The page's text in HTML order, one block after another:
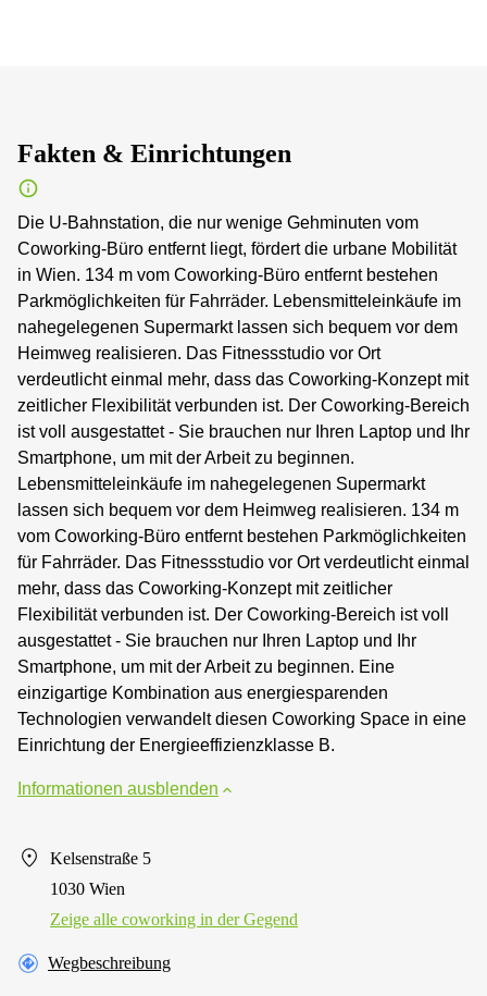
Fakten & Einrichtungen
Die U-Bahnstation, die nur wenige Gehminuten vom
Coworking-Büro entfernt liegt, fördert die urbane Mobilität
in Wien. 134 m vom Coworking-Büro entfernt bestehen
Parkmöglichkeiten für Fahrräder. Lebensmitteleinkäufe im
nahegelegenen Supermarkt lassen sich bequem vor dem
Heimweg realisieren. Das Fitnessstudio vor Ort
verdeutlicht einmal mehr, dass das Coworking-Konzept mit
zeitlicher Flexibilität verbunden ist. Der Coworking-Bereich
ist voll ausgestattet - Sie brauchen nur Ihren Laptop und Ihr
Smartphone, um mit der Arbeit zu beginnen.
Lebensmitteleinkäufe im nahegelegenen Supermarkt
lassen sich bequem vor dem Heimweg realisieren. 134 m
vom Coworking-Büro entfernt bestehen Parkmöglichkeiten
für Fahrräder. Das Fitnessstudio vor Ort verdeutlicht einmal
mehr, dass das Coworking-Konzept mit zeitlicher
Flexibilität verbunden ist. Der Coworking-Bereich ist voll
ausgestattet - Sie brauchen nur Ihren Laptop und Ihr
Smartphone, um mit der Arbeit zu beginnen. Eine
einzigartige Kombination aus energiesparenden
Technologien verwandelt diesen Coworking Space in eine
Einrichtung der Energieeffizienzklasse B.
Informationen ausblenden
Kelsenstraße 5
1030 Wien
Zeige alle сoworking in der Gegend
Wegbeschreibung